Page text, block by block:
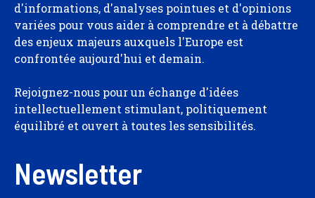
d'informations, d'analyses pointues et d'opinions
variées pour vous aider à comprendre et à débattre
des enjeux majeurs auxquels l'Europe est
confrontée aujourd'hui et demain.
Rejoignez-nous pour un échange d'idées
intellectuellement stimulant, politiquement
équilibré et ouvert à toutes les sensibilités.
Newsletter